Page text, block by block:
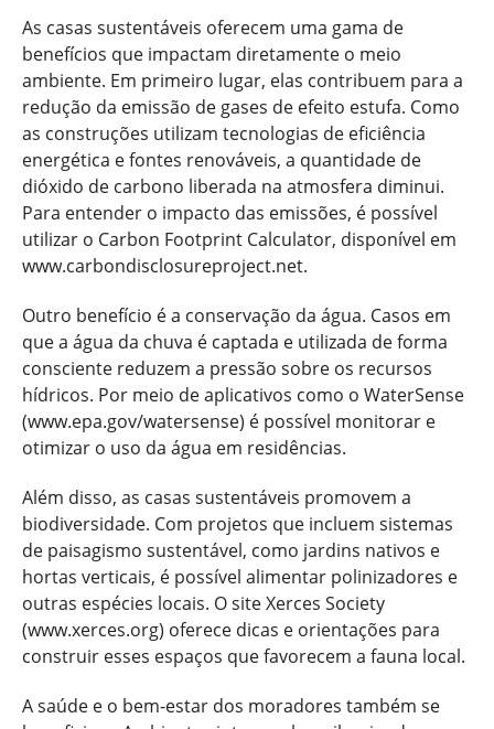
As casas sustentáveis oferecem uma gama de
benefícios que impactam diretamente o meio
ambiente. Em primeiro lugar, elas contribuem para a
redução da emissão de gases de efeito estufa. Como
as construções utilizam tecnologias de eficiência
energética e fontes renováveis, a quantidade de
dióxido de carbono liberada na atmosfera diminui.
Para entender o impacto das emissões, é possível
utilizar o Carbon Footprint Calculator, disponível em
www.carbondisclosureproject.net.
Outro benefício é a conservação da água. Casos em
que a água da chuva é captada e utilizada de forma
consciente reduzem a pressão sobre os recursos
hídricos. Por meio de aplicativos como o WaterSense
(www.epa.gov/watersense) é possível monitorar e
otimizar o uso da água em residências.
Além disso, as casas sustentáveis promovem a
biodiversidade. Com projetos que incluem sistemas
de paisagismo sustentável, como jardins nativos e
hortas verticais, é possível alimentar polinizadores e
outras espécies locais. O site Xerces Society
(www.xerces.org) oferece dicas e orientações para
construir esses espaços que favorecem a fauna local.
A saúde e o bem-estar dos moradores também se